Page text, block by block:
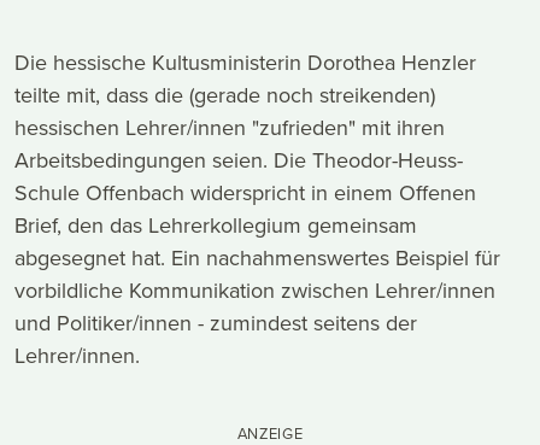
Die hessische Kultusministerin Dorothea Henzler
teilte mit, dass die (gerade noch streikenden)
hessischen Lehrer/innen "zufrieden" mit ihren
Arbeitsbedingungen seien. Die Theodor-Heuss-
Schule Offenbach widerspricht in einem Offenen
Brief, den das Lehrerkollegium gemeinsam
abgesegnet hat. Ein nachahmenswertes Beispiel für
vorbildliche Kommunikation zwischen Lehrer/innen
und Politiker/innen - zumindest seitens der
Lehrer/innen.
ANZEIGE